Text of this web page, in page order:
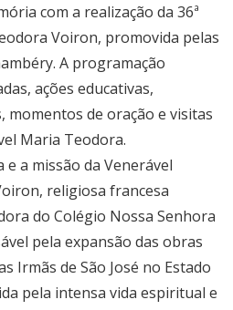
com a realização da 36ª
Voiron, promovida pelas
A programação
ações educativas,
momentos de oração e visitas
Maria Teodora.
e a missão da Venerável
religiosa francesa
do Colégio Nossa Senhora
pela expansão das obras
Irmãs de São José no Estado
pela intensa vida espiritual e